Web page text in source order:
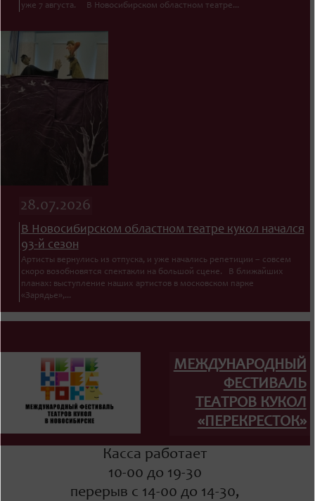
уже 7 августа. В Новосибирском областном театре...
28.07.2026
В Новосибирском областном театре кукол начался
93-й сезон
Артисты вернулись из отпуска, и уже начались репетиции – совсем
скоро возобновятся спектакли на большой сцене. В ближайших
планах: выступление наших артистов в московском парке
«Зарядье»,...
МЕЖДУНАРОДНЫЙ
ФЕСТИВАЛЬ
ТЕАТРОВ КУКОЛ
«ПЕРЕКРЕСТОК»
Касса работает
10-00 до 19-30
перерыв с 14-00 до 14-30,